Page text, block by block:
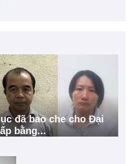
đã bao che cho Đại
bằng...